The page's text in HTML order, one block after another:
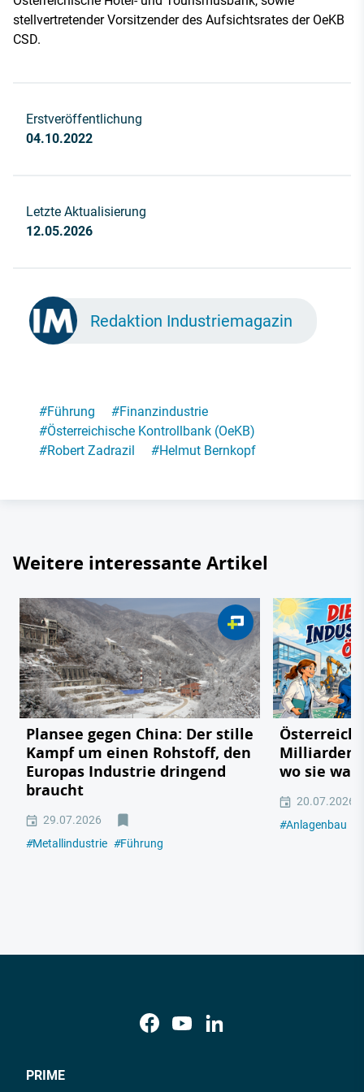
stellvertretender Vorsitzender des Aufsichtsrates der OeKB
CSD.
Erstveröffentlichung
04.10.2022
Letzte Aktualisierung
12.05.2026
Redaktion Industriemagazin
#Führung #Finanzindustrie
#Österreichische Kontrollbank (OeKB)
#Robert Zadrazil #Helmut Bernkopf
Weitere interessante Artikel
Plansee gegen China: Der stille
Kampf um einen Rohstoff, den
Europas Industrie dringend
braucht
29.07.2026
#Metallindustrie #Führung
Milliarden
wo sie
20.07.2026
#Anlagenbau
PRIME